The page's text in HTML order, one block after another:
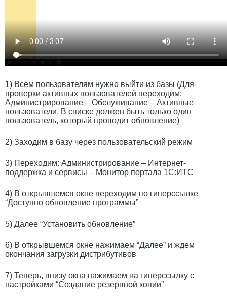
1) Всем пользователям нужно выйти из базы (Для
проверки активных пользователей переходим:
Администрирование – Обслуживание – Активные
пользователи. В списке должен быть только один
пользователь, который проводит обновление)
2) Заходим в базу через пользовательский режим
3) Переходим: Администрирование – Интернет-
поддержка и сервисы – Монитор портала 1С:ИТС
4) В открывшемся окне переходим по гиперссылке
“Доступно обновление программы”
5) Далее “Установить обновление”
6) В открывшемся окне нажимаем “Далее” и ждем
окончания загрузки дистрибутивов
7) Теперь, внизу окна нажимаем на гиперссылку с
настройками “Создание резервной копии”